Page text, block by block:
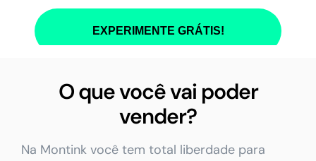
O que você vai poder
vender?
Na Montink você tem total liberdade para